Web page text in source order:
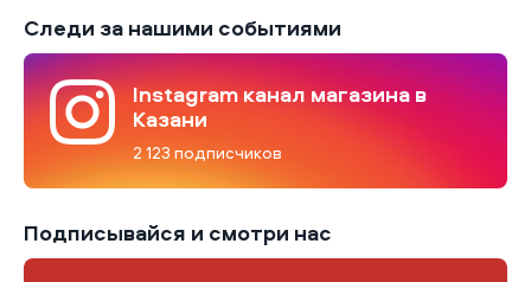
Следи за нашими событиями
Instagram канал магазина в
Казани
2 123 подписчиков
Подписывайся и смотри нас